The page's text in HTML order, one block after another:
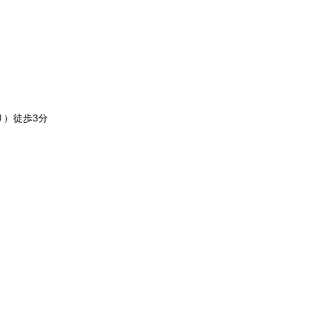
徒歩3分